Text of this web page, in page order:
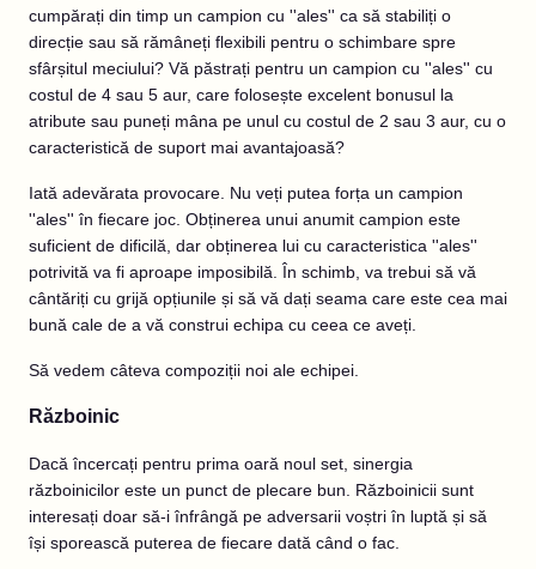
cumpărați din timp un campion cu ''ales'' ca să stabiliți o
direcție sau să rămâneți flexibili pentru o schimbare spre
sfârșitul meciului? Vă păstrați pentru un campion cu ''ales'' cu
costul de 4 sau 5 aur, care folosește excelent bonusul la
atribute sau puneți mâna pe unul cu costul de 2 sau 3 aur, cu o
caracteristică de suport mai avantajoasă?
Iată adevărata provocare. Nu veți putea forța un campion
''ales'' în fiecare joc. Obținerea unui anumit campion este
suficient de dificilă, dar obținerea lui cu caracteristica ''ales''
potrivită va fi aproape imposibilă. În schimb, va trebui să vă
cântăriți cu grijă opțiunile și să vă dați seama care este cea mai
bună cale de a vă construi echipa cu ceea ce aveți.
Să vedem câteva compoziții noi ale echipei.
Războinic
Dacă încercați pentru prima oară noul set, sinergia
războinicilor este un punct de plecare bun. Războinicii sunt
interesați doar să-i înfrângă pe adversarii voștri în luptă și să
își sporească puterea de fiecare dată când o fac.